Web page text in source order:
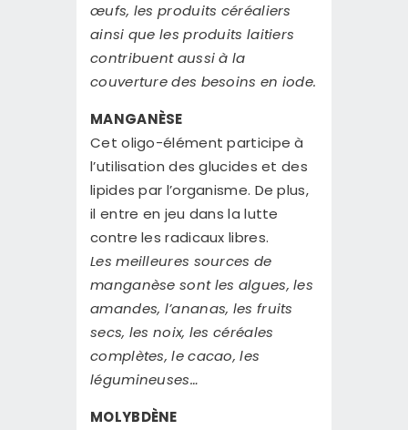
œufs, les produits céréaliers
ainsi que les produits laitiers
contribuent aussi à la
couverture des besoins en iode.
MANGANÈSE
Cet oligo-élément participe à
l’utilisation des glucides et des
lipides par l’organisme. De plus,
il entre en jeu dans la lutte
contre les radicaux libres.
Les meilleures sources de
manganèse sont les algues, les
amandes, l’ananas, les fruits
secs, les noix, les céréales
complètes, le cacao, les
légumineuses…
MOLYBDÈNE